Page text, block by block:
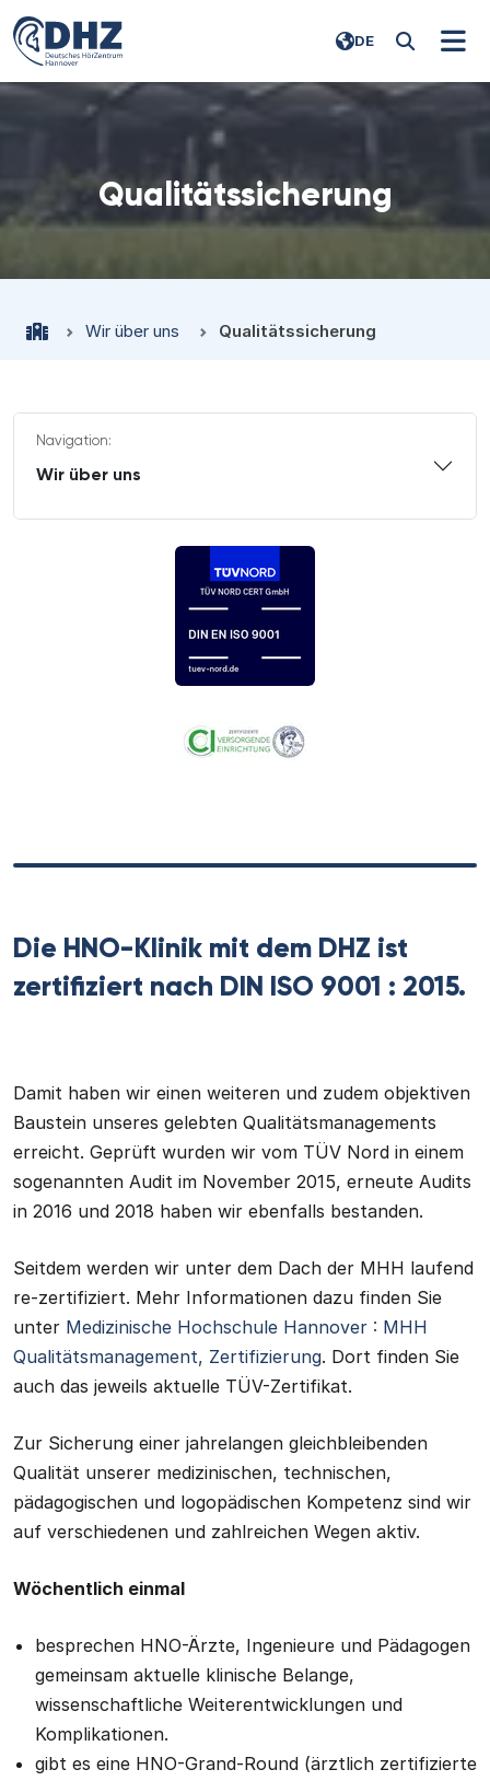
DE
Qualitätssicherung
Wir über uns Qualitätssicherung
Navigation:
Wir über uns
Die HNO-Klinik mit dem DHZ ist
zertifiziert nach DIN ISO 9001 : 2015.
Damit haben wir einen weiteren und zudem objektiven
Baustein unseres gelebten Qualitätsmanagements
erreicht. Geprüft wurden wir vom TÜV Nord in einem
sogenannten Audit im November 2015, erneute Audits
in 2016 und 2018 haben wir ebenfalls bestanden.
Seitdem werden wir unter dem Dach der MHH laufend
re-zertifiziert. Mehr Informationen dazu finden Sie
unter Medizinische Hochschule Hannover : MHH
Qualitätsmanagement, Zertifizierung. Dort finden Sie
auch das jeweils aktuelle TÜV-Zertifikat.
Zur Sicherung einer jahrelangen gleichbleibenden
Qualität unserer medizinischen, technischen,
pädagogischen und logopädischen Kompetenz sind wir
auf verschiedenen und zahlreichen Wegen aktiv.
Wöchentlich einmal
besprechen HNO-Ärzte, Ingenieure und Pädagogen
gemeinsam aktuelle klinische Belange,
wissenschaftliche Weiterentwicklungen und
Komplikationen.
gibt es eine HNO-Grand-Round (ärztlich zertifizierte